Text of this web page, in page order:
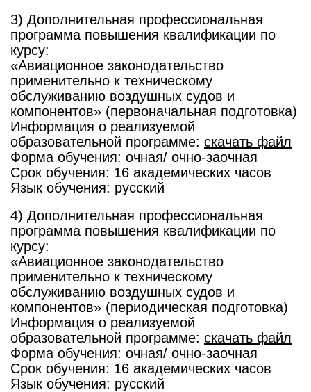
3) Дополнительная профессиональная
программа повышения квалификации по
курсу:
«Авиационное законодательство
применительно к техническому
обслуживанию воздушных судов и
компонентов» (первоначальная подготовка)
Информация о реализуемой
образовательной программе: скачать файл
Форма обучения: очная/ очно-заочная
Срок обучения: 16 академических часов
Язык обучения: русский
4) Дополнительная профессиональная
программа повышения квалификации по
курсу:
«Авиационное законодательство
применительно к техническому
обслуживанию воздушных судов и
компонентов» (периодическая подготовка)
Информация о реализуемой
образовательной программе: скачать файл
Форма обучения: очная/ очно-заочная
Срок обучения: 16 академических часов
Язык обучения: русский